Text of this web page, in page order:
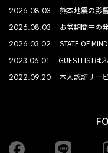
2026.08.03 熊本地震の影
2026.08.03 お盆期間中の
2026.03.02 STATE OF
2023.06.01 GUESTLISTは
2022.09.20 本人認証サー
Facebook